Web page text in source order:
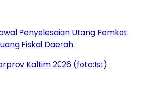
Penyelesaian Utang Pemkot
Fiskal Daerah